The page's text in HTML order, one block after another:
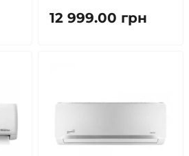
12 999.00 грн